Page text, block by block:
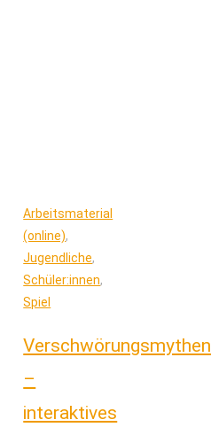
Arbeitsmaterial
(online),
Jugendliche,
Schüler:innen,
Spiel
Verschwörungsmythen
–
interaktives